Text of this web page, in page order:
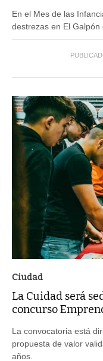
En el Mes de las
destrezas en El
Ciudad
La Cuidad será
concurso
La convocatoria está
propuesta de valor
años.